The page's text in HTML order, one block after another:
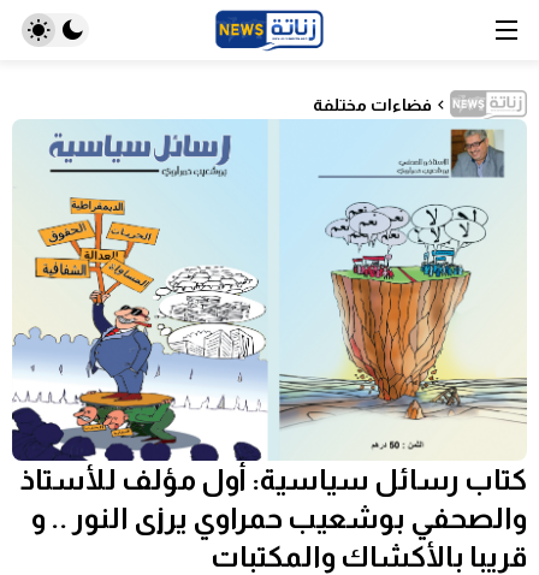
فضاءات مختلفة
كتاب رسائل سياسية: أول مؤلف للأستاذ
والصحفي بوشعيب حمراوي يرjى النور .. و
قريبا بالأكشاك والمكتبات